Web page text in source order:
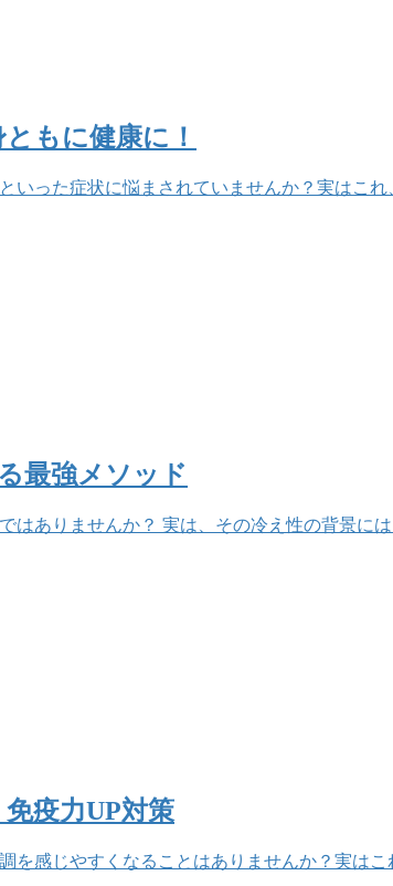
もに健康に！
った症状に悩まされていませんか？実はこ
最強メソッド
ありませんか？ 実は、その冷え性の背景に
疫力UP対策
感じやすくなることはありませんか？実は